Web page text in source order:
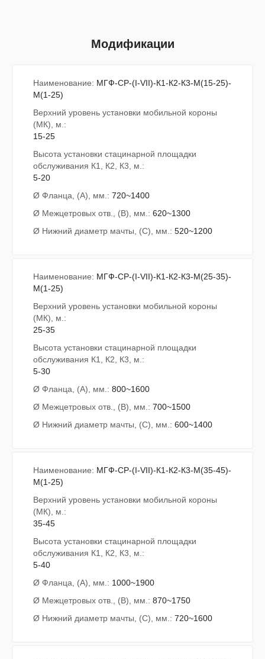
Модификации
Наименование: МГФ-СР-(I-VII)-К1-К2-К3-М(15-25)-
М(1-25)
Верхний уровень установки мобильной короны
(МК), м.:
15-25
Высота установки стацинарной площадки
обслуживания К1, К2, К3, м.:
5-20
Ø Фланца, (А), мм.: 720~1400
Ø Межцетровых отв., (В), мм.: 620~1300
Ø Нижний диаметр мачты, (С), мм.: 520~1200
Наименование: МГФ-СР-(I-VII)-К1-К2-К3-М(25-35)-
М(1-25)
Верхний уровень установки мобильной короны
(МК), м.:
25-35
Высота установки стацинарной площадки
обслуживания К1, К2, К3, м.:
5-30
Ø Фланца, (А), мм.: 800~1600
Ø Межцетровых отв., (В), мм.: 700~1500
Ø Нижний диаметр мачты, (С), мм.: 600~1400
Наименование: МГФ-СР-(I-VII)-К1-К2-К3-М(35-45)-
М(1-25)
Верхний уровень установки мобильной короны
(МК), м.:
35-45
Высота установки стацинарной площадки
обслуживания К1, К2, К3, м.:
5-40
Ø Фланца, (А), мм.: 1000~1900
Ø Межцетровых отв., (В), мм.: 870~1750
Ø Нижний диаметр мачты, (С), мм.: 720~1600